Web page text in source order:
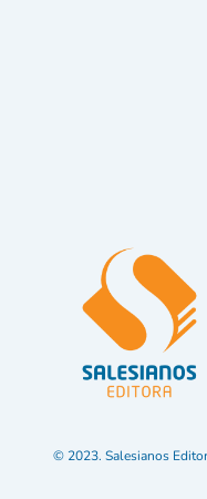
© 2023. Salesianos